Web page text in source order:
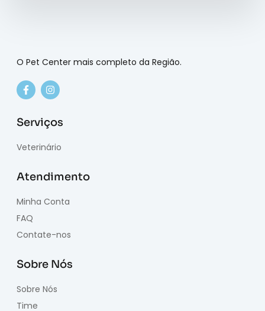
O Pet Center mais completo da Região.
Serviços
Veterinário
Atendimento
Minha Conta
FAQ
Contate-nos
Sobre Nós
Sobre Nós
Time